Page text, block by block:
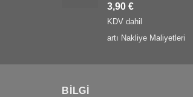
3,90 €
KDV dahil
artı Nakliye Maliyetleri
BILGI